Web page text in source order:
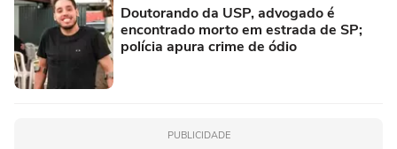
Doutorando da USP, advogado é
encontrado morto em estrada de SP;
polícia apura crime de ódio
PUBLICIDADE